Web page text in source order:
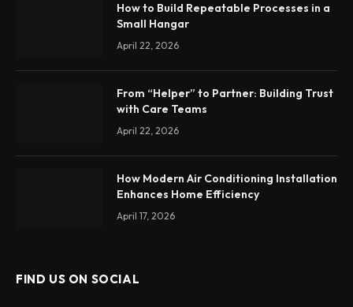
How to Build Repeatable Processes in a
Small Hangar
April 22, 2026
From “Helper” to Partner: Building Trust
with Care Teams
April 22, 2026
How Modern Air Conditioning Installation
Enhances Home Efficiency
April 17, 2026
FIND US ON SOCIAL